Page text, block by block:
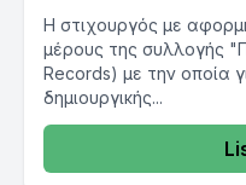
Η στιχουργός με
μέρους της συλλογής
Records) με την οποία
δημιουργικής...